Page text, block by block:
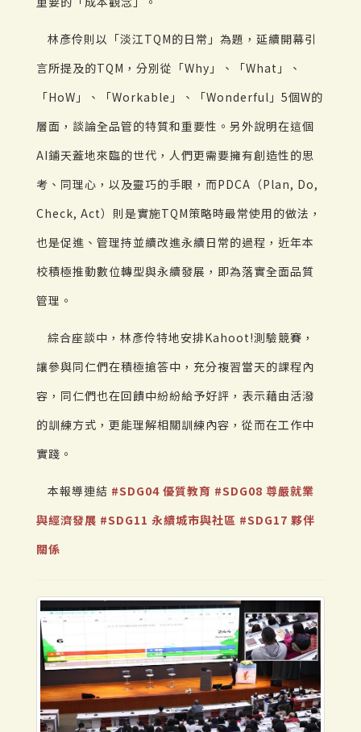
林彥伶則以「淡江TQM的日常」為題，延續開幕引
言所提及的TQM，分別從「Why」、「What」、
「HoW」、「Workable」、「Wonderful」5個W的
層面，談論全品管的特質和重要性。另外說明在這個
AI鋪天蓋地來臨的世代，人們更需要擁有創造性的思
考、同理心，以及靈巧的手眼，而PDCA（Plan, Do,
Check, Act）則是實施TQM策略時最常使用的做法，
也是促進、管理持並續改進永續日常的過程，近年本
校積極推動數位轉型與永續發展，即為落實全面品質
管理。
綜合座談中，林彥伶特地安排Kahoot!測驗競賽，
讓參與同仁們在積極搶答中，充分複習當天的課程內
容，同仁們也在回饋中紛紛給予好評，表示藉由活潑
的訓練方式，更能理解相關訓練內容，從而在工作中
實踐。
本報導連結 #SDG04 優質教育 #SDG08 尊嚴就業
與經濟發展 #SDG11 永續城市與社區 #SDG17 夥伴
關係